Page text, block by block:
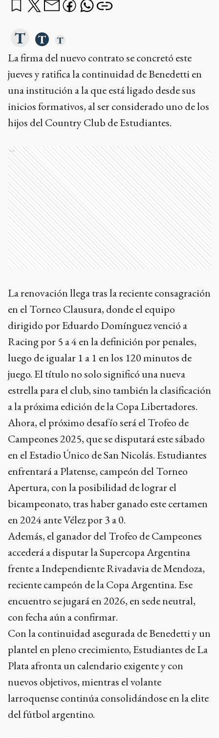
La firma del nuevo contrato se concretó este
jueves y ratifica la continuidad de Benedetti en
una institución a la que está ligado desde sus
inicios formativos, al ser considerado uno de los
hijos del Country Club de Estudiantes.
Ads
La renovación llega tras la reciente consagración
en el Torneo Clausura, donde el equipo
dirigido por Eduardo Domínguez venció a
Racing por 5 a 4 en la definición por penales,
luego de igualar 1 a 1 en los 120 minutos de
juego. El título no solo significó una nueva
estrella para el club, sino también la clasificación
a la próxima edición de la Copa Libertadores.
Ahora, el próximo desafío será el Trofeo de
Campeones 2025, que se disputará este sábado
en el Estadio Único de San Nicolás. Estudiantes
enfrentará a Platense, campeón del Torneo
Apertura, con la posibilidad de lograr el
bicampeonato, tras haber ganado este certamen
en 2024 ante Vélez por 3 a 0.
Además, el ganador del Trofeo de Campeones
accederá a disputar la Supercopa Argentina
frente a Independiente Rivadavia de Mendoza,
reciente campeón de la Copa Argentina. Ese
encuentro se jugará en 2026, en sede neutral,
con fecha aún a confirmar.
Con la continuidad asegurada de Benedetti y un
plantel en pleno crecimiento, Estudiantes de La
Plata afronta un calendario exigente y con
nuevos objetivos, mientras el volante
larroquense continúa consolidándose en la elite
del fútbol argentino.